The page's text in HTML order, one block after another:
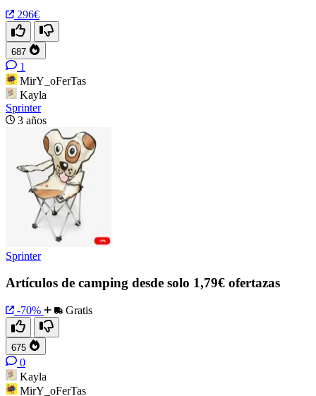
296€
687
1
MirY_oFerTas
Kayla
Sprinter
3 años
Sprinter
Artículos de camping desde solo 1,79€ ofertazas
-70% Gratis
675
0
Kayla
MirY_oFerTas